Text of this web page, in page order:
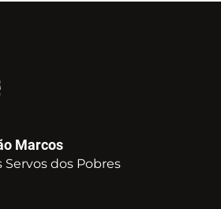
Marcos
Servos dos Pobres